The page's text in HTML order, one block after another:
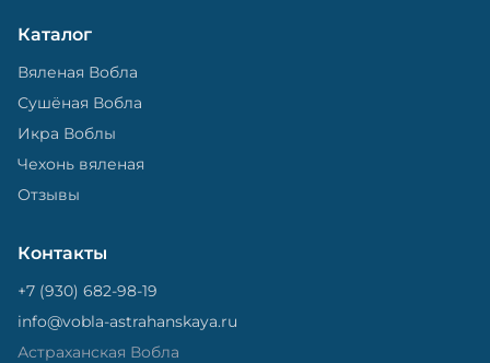
Каталог
Вяленая Вобла
Сушёная Вобла
Икра Воблы
Чехонь вяленая
Отзывы
Контакты
+7 (930) 682-98-19
info@vobla-astrahanskaya.ru
Астраханская Вобла